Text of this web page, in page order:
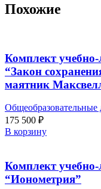
Похожие
Комплект
“Закон
маятник
175 500 ₽
В корзину
Комплект
“Ионометрия”